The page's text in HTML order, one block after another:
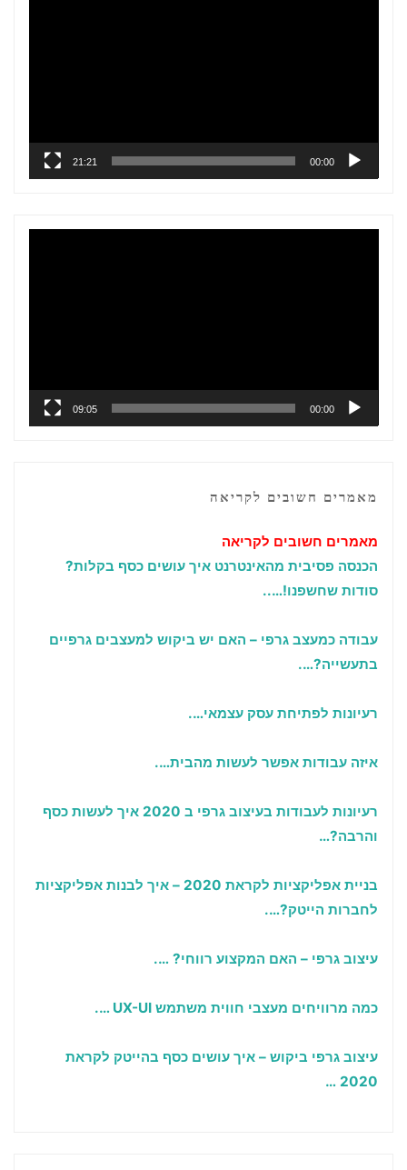
00:00
21:21
00:00
09:05
מאמרים חשובים לקריאה
מאמרים חשובים לקריאה
הכנסה פסיבית מהאינטרנט איך עושים כסף בקלות?
סודות שחשפנו!…..
עבודה כמעצב גרפי – האם יש ביקוש למעצבים גרפיים
בתעשייה?….
רעיונות לפתיחת עסק עצמאי….
איזה עבודות אפשר לעשות מהבית….
רעיונות לעבודות בעיצוב גרפי ב 2020 איך לעשות כסף
והרבה?…
בניית אפליקציות לקראת 2020 – איך לבנות אפליקציות
לחברות הייטק?….
עיצוב גרפי – האם המקצוע רווחי? ….
כמה מרוויחים מעצבי חווית משתמש UX-UI
….
עיצוב גרפי ביקוש – איך עושים כסף בהייטק לקראת
2020
…